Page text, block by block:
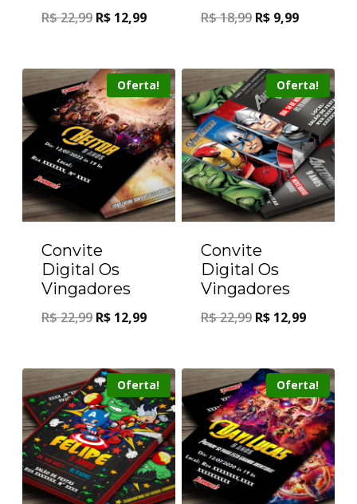
R$22,99 R$ 12,99 R$18,99 R$ 9,99
Oferta!
Convite
Digital Os
Vingadores
R$22,99 R$ 12,99
Oferta!
Convite
Digital Os
Vingadores
R$22,99 R$ 12,99
Oferta! Oferta!